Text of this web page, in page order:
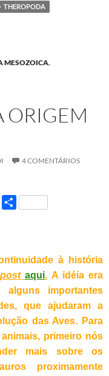
THEROPODA
MESOZOICA,
ORIGEM
4 COMENTÁRIOS
S
e
à história
post aqui. A idéia era
importantes
que ajudaram a
das Aves. Para
primeiro nós
mais sobre os
proximamente